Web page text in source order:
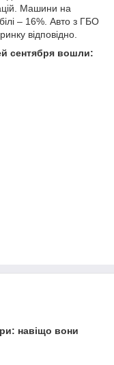
Машини на
– 16%. Авто з ГБО
відповідно.
сентября вошли:
навіщо вони